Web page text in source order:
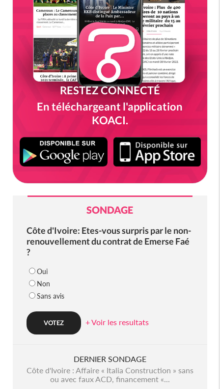
RESTEZ CONNECTÉ
En téléchargeant l'application
KOACI.
SONDAGE
Côte d'Ivoire: Etes-vous surpris par le non-
renouvellement du contrat de Emerse Faé
?
Oui
Non
Sans avis
+ Voir les resultats
DERNIER SONDAGE
Côte d'Ivoire : Affaire « Italia Construction » sans
ou avec faux ACD, financement «...